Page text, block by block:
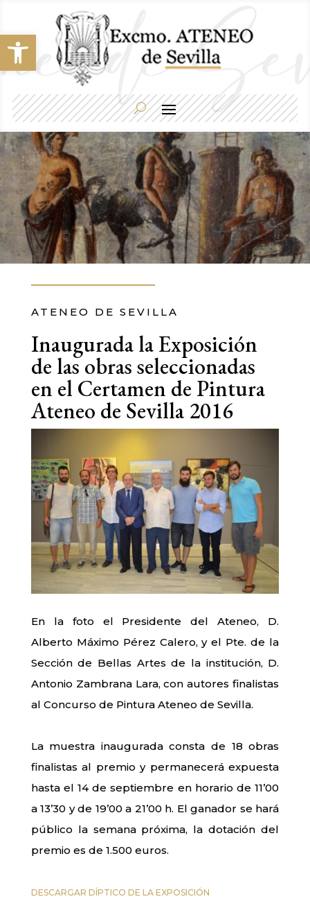
Abrir barra de herramientas
ATENEO DE SEVILLA
Inaugurada la Exposición
de las obras seleccionadas
en el Certamen de Pintura
Ateneo de Sevilla 2016
En la foto el Presidente del Ateneo, D.
Alberto Máximo Pérez Calero, y el Pte. de la
Sección de Bellas Artes de la institución, D.
Antonio Zambrana Lara, con autores finalistas
al Concurso de Pintura Ateneo de Sevilla.
La muestra inaugurada consta de 18 obras
finalistas al premio y permanecerá expuesta
hasta el 14 de septiembre en horario de 11’00
a 13’30 y de 19’00 a 21’00 h. El ganador se hará
público la semana próxima, la dotación del
premio es de 1.500 euros.
DESCARGAR DÍPTICO DE LA EXPOSICIÓN